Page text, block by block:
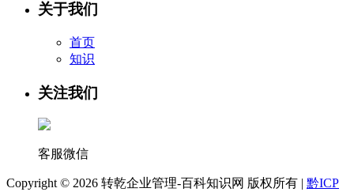
关于我们
首页
知识
关注我们
客服微信
Copyright © 2026 转乾企业管理-百科知识网 版权所有 | 黔ICP